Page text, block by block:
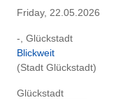
Friday, 22.05.2026
-, Glückstadt
Blickweit
(Stadt Glückstadt)
Glückstadt